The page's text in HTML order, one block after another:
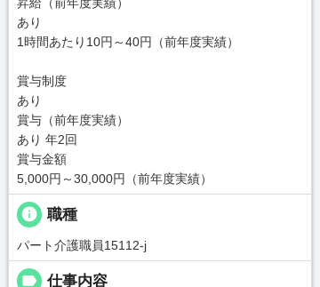
昇給（前年度実績）
あり
1時間あたり10円～40円（前年度実績）
賞与制度
あり
賞与（前年度実績）
あり 年2回
賞与金額
5,000円～30,000円（前年度実績）
info 職種
パート介護職員15112-j
label 仕事内容